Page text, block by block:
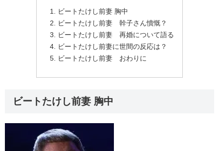
ビートたけし前妻 胸中
ビートたけし前妻 幹子さん憤慨？
ビートたけし前妻 再婚について語る
ビートたけし前妻に世間の反応は？
ビートたけし前妻 おわりに
ビートたけし前妻 胸中